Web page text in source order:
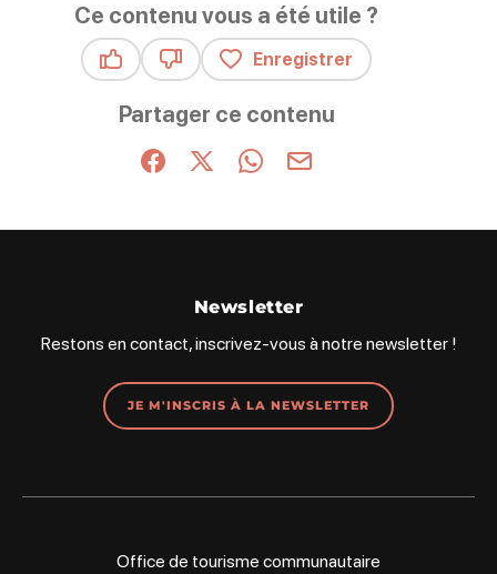
Ce contenu vous a été utile ?
Enregistrer
Partager ce contenu
Partager sur Facebook (nouvelle fenêtre)
Partager sur X / Twitter (nouvelle
Partager sur WhatsApp
Partager par mail
Newsletter
Restons en contact, inscrivez-vous à notre newsletter !
JE M'INSCRIS À LA NEWSLETTER
Office de tourisme communautaire